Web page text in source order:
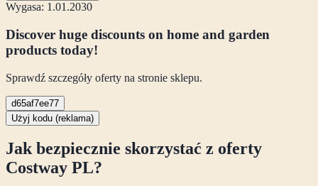
Wygasa: 1.01.2030
Discover huge discounts on home and garden
products today!
Sprawdź szczegóły oferty na stronie sklepu.
d65af7ee77
Użyj kodu (reklama)
Jak bezpiecznie skorzystać z oferty
Costway PL?